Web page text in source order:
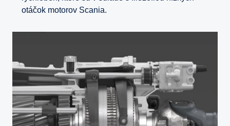
otáčok motorov Scania.